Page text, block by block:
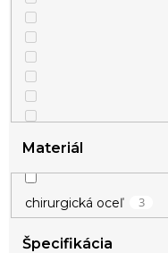
zelená
zlatá
bílá 2
Materiál
chirurgická oceľ 3
Špecifikácia